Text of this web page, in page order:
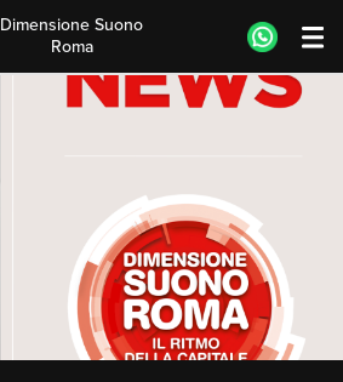
Dimensione Suono
Roma